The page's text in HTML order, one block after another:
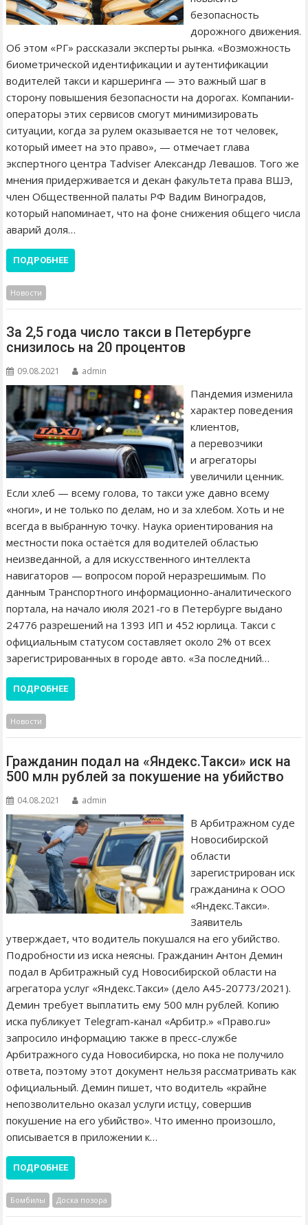
безопасность
дорожного движения.
Об этом «РГ» рассказали эксперты рынка. «Возможность
биометрической идентификации и аутентификации
водителей такси и каршеринга — это важный шаг в
сторону повышения безопасности на дорогах. Компании-
операторы этих сервисов смогут минимизировать
ситуации, когда за рулем оказывается не тот человек,
который имеет на это право», — отмечает глава
экспертного центра Tadviser Александр Левашов. Того же
мнения придерживается и декан факультета права ВШЭ,
член Общественной палаты РФ Вадим Виноградов,
который напоминает, что на фоне снижения общего числа
аварий доля…
ПОДРОБНЕЕ
Новости
За 2,5 года число такси в Петербурге
снизилось на 20 процентов
09.08.2021 admin
Пандемия изменила
характер поведения
клиентов,
а перевозчики
и агрегаторы
увеличили ценник.
Если хлеб — всему голова, то такси уже давно всему
«ноги», и не только по делам, но и за хлебом. Хоть и не
всегда в выбранную точку. Наука ориентирования на
местности пока остаётся для водителей областью
неизведанной, а для искусственного интеллекта
навигаторов — вопросом порой неразрешимым. По
данным Транспортного информационно-аналитического
портала, на начало июля 2021-го в Петербурге выдано
24776 разрешений на 1393 ИП и 452 юрлица. Такси с
официальным статусом составляет около 2% от всех
зарегистрированных в городе авто. «За последний…
ПОДРОБНЕЕ
Новости
Гражданин подал на «Яндекс.Такси» иск на
500 млн рублей за покушение на убийство
04.08.2021 admin
В Арбитражном суде
Новосибирской
области
зарегистрирован иск
гражданина к ООО
«Яндекс.Такси».
Заявитель
утверждает, что водитель покушался на его убийство.
Подробности из иска неясны. Гражданин Антон Демин
подал в Арбитражный суд Новосибирской области на
агрегатора услуг «Яндекс.Такси» (дело А45-20773/2021).
Демин требует выплатить ему 500 млн рублей. Копию
иска публикует Telegram-канал «Арбитр.» «Право.ru»
запросило информацию также в пресс-службе
Арбитражного суда Новосибирска, но пока не получило
ответа, поэтому этот документ нельзя рассматривать как
официальный. Демин пишет, что водитель «крайне
непозволительно оказал услуги истцу, совершив
покушение на его убийство». Что именно произошло,
описывается в приложении к…
ПОДРОБНЕЕ
Бомбилы Доска позора